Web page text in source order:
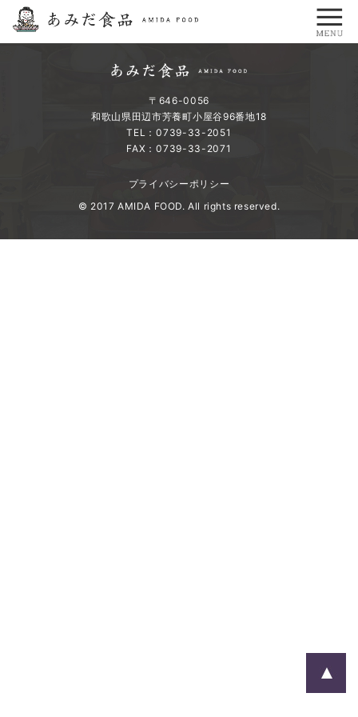
〒646-0056
和歌山県田辺市芳養町小屋谷96番地18
TEL：0739-33-2051
FAX：0739-33-2071
プライバシーポリシー
© 2017 AMIDA FOOD. All rights reserved.